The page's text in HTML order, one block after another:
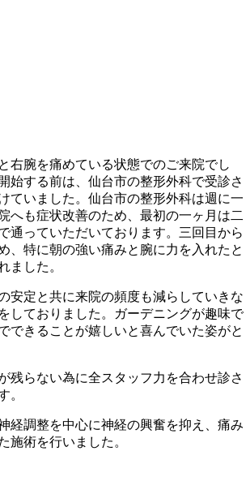
右腕を痛めている状態でのご来院でし
始する前は、仙台市の整形外科で受診さ
ていました。仙台市の整形外科は週に一
へも症状改善のため、最初の一ヶ月は二
通っていただいております。三回目から
、特に朝の強い痛みと腕に力を入れたと
ました。
安定と共に来院の頻度も減らしていきな
しておりました。ガーデニングが趣味で
できることが嬉しいと喜んでいた姿がと
残らない為に全スタッフ力を合わせ診さ
。
経調整を中心に神経の興奮を抑え、痛み
施術を行いました。